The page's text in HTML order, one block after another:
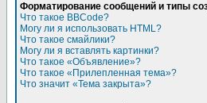
Форматирование сообщений и типы
Что такое BBCode?
Могу ли я использовать HTML?
Что такое смайлики?
Могу ли я вставлять картинки?
Что такое «Объявление»?
Что такое «Прилепленная тема»?
Что значит «Тема закрыта»?